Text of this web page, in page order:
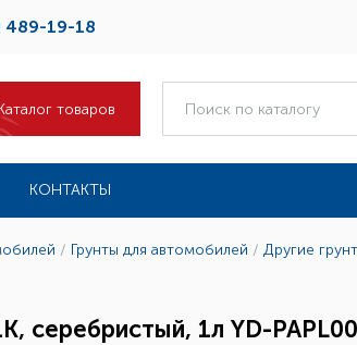
489-19-18
товаров
КОНТАКТЫ
/ Грунты для автомобилей / Другие
серебристый, 1л YD-